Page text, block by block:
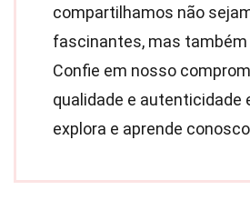
compartilhamos não
fascinantes, mas também
Confie em nosso
qualidade e autenticidade
explora e aprende